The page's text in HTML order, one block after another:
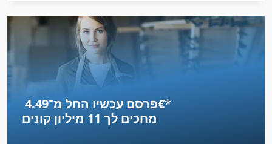
Case 850
Case 885
Case Cvx 195
Case Cx 180
פרסם עכשיו החל מ־‏4.49 ‏€*
מחכים לך 11 מיליון קונים